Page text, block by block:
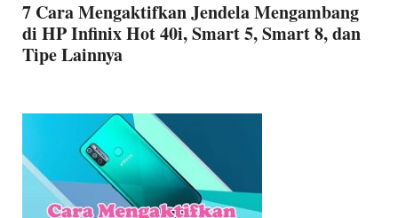
7 Cara Mengaktifkan Jendela Mengambang
di HP Infinix Hot 40i, Smart 5, Smart 8, dan
Tipe Lainnya